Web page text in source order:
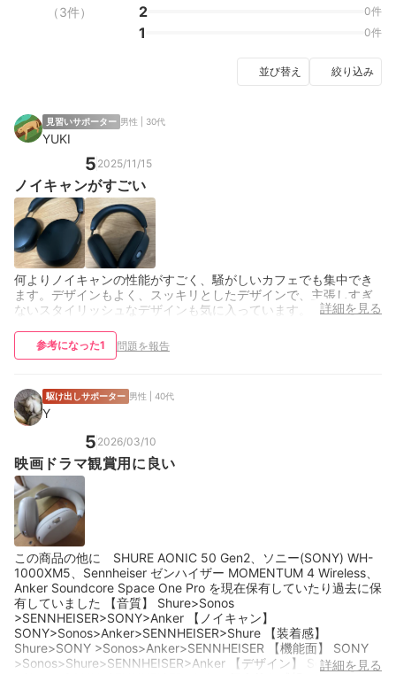
（3件） 2 0件
1 0件
並び替え 絞り込み
見習いサポーター 男性 | 30代
YUKI
5 2025/11/15
ノイキャンがすごい
何よりノイキャンの性能がすごく、騒がしいカフェでも集中でき
ます。デザインもよく、スッキリとしたデザインで、主張しすぎ
ないスタイリッシュなデザインも気に入っています。
詳細を見る
参考になった1 問題を報告
駆け出しサポーター 男性 | 40代
Y
5 2026/03/10
映画ドラマ観賞用に良い
この商品の他に SHURE AONIC 50 Gen2、ソニー(SONY) WH-
1000XM5、Sennheiser ゼンハイザー MOMENTUM 4 Wireless、
Anker Soundcore Space One Pro を現在保有していたり過去に保
有していました 【音質】 Shure>Sonos
>SENNHEISER>SONY>Anker 【ノイキャン】
SONY>Sonos>Anker>SENNHEISER>Shure 【装着感】
Shure>SONY >Sonos>Anker>SENNHEISER 【機能面】 SONY
>Sonos>Shure>SENNHEISER>Anker 【デザイン】 Sonos詳細を見る